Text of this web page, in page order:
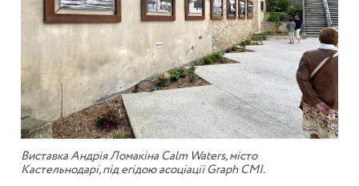
Виставка Андрія Ломакіна Calm Waters, місто
Кастельнодарі, під егідою асоціації Graph CMI.